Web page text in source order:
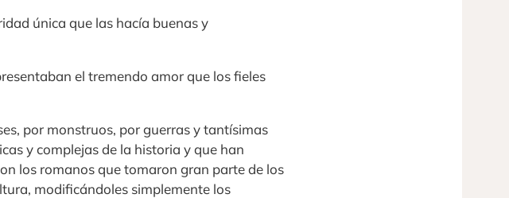
única que las hacía buenas y
el tremendo amor que los fieles
por monstruos, por guerras y tantísimas
y complejas de la historia y que han
los romanos que tomaron gran parte de los
modificándoles simplemente los